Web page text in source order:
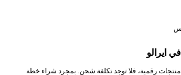
ايرالو
منتجات رقمية، فلا توجد تكلفة شحن. بمجرد شراء خطة